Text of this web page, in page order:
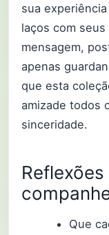
sua
laços com
mensagem,
apenas
que esta
amizade todos
sinceridade.
Que